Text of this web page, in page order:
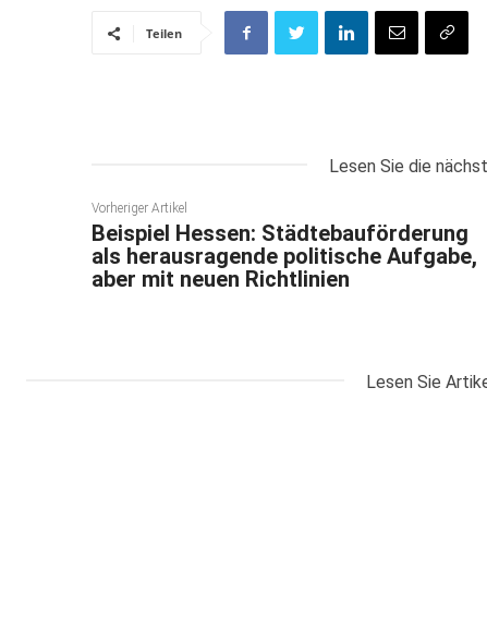
Teilen
Lesen Sie die
Vorheriger Artikel
Beispiel Hessen: Städtebauförderung
als herausragende politische Aufgabe,
aber mit neuen Richtlinien
Lesen Sie